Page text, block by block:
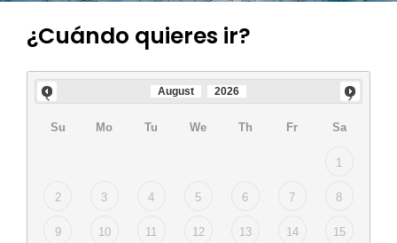
¿Cuándo quieres ir?
August 2026
Su Mo Tu We Th Fr Sa
1
2 3 4 5 6 7 8
9 10 11 12 13 14 15